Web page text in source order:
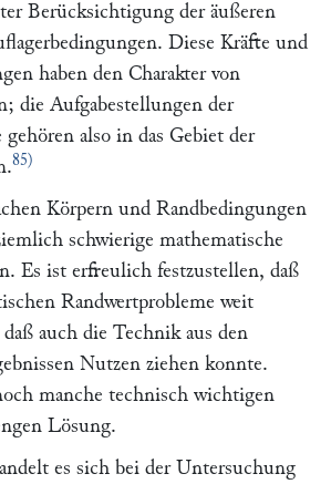
Berücksichtigung der äußeren
Diese Kräfte und
haben den Charakter von
die Aufgabestellungen der
also in das Gebiet der
85)
Körpern und Randbedingungen
schwierige mathematische
Es ist erfreulich festzustellen, daß
Randwertprobleme weit
auch die Technik aus den
Nutzen ziehen konnte.
manche technisch wichtigen
Lösung.
es sich bei der Untersuchung